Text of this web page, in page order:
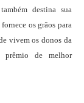
destina sua
os grãos para
vivem os donos da
prêmio de melhor